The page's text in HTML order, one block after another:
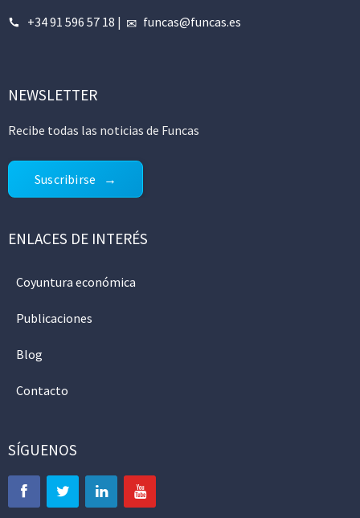
+34 91 596 57 18 | funcas@funcas.es
NEWSLETTER
Recibe todas las noticias de Funcas
Suscribirse
ENLACES DE INTERÉS
Coyuntura económica
Publicaciones
Blog
Contacto
SÍGUENOS